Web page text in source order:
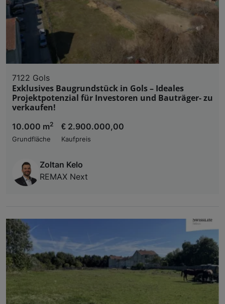
7122 Gols
Exklusives Baugrundstück in Gols – Ideales
Projektpotenzial für Investoren und Bauträger- zu
verkaufen!
10.000 m2
Grundfläche
€ 2.900.000,00
Kaufpreis
Zoltan Kelo
REMAX Next